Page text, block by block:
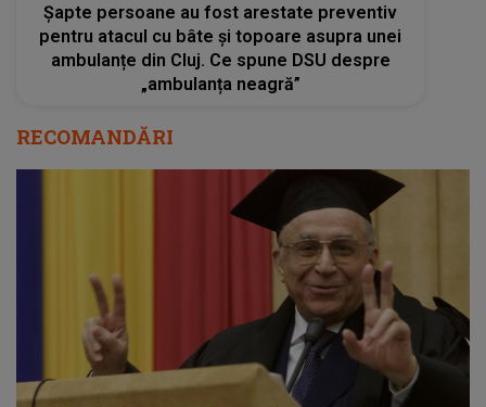
Șapte persoane au fost arestate preventiv
pentru atacul cu bâte și topoare asupra unei
ambulanțe din Cluj. Ce spune DSU despre
„ambulanța neagră”
RECOMANDĂRI